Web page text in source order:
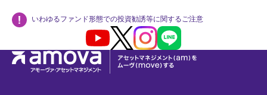
いわゆるファンド形態での投資勧誘等に関するご注意
Youtube X InstagramLINE